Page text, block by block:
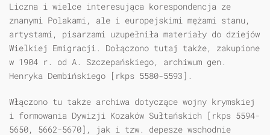
Liczna i wielce interesująca korespondencja ze
znanymi Polakami, ale i europejskimi mężami stanu,
artystami, pisarzami uzupełniła materiały do dziejów
Wielkiej Emigracji. Dołączono tutaj także, zakupione
w 1904 r. od A. Szczepańskiego, archiwum gen.
Henryka Dembińskiego [rkps 5580-5593].
Włączono tu także archiwa dotyczące wojny krymskiej
i formowania Dywizji Kozaków Sułtańskich [rkps 5594-
5650, 5662-5670], jak i tzw. depesze wschodnie